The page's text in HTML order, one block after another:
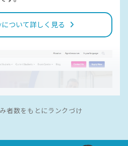
ついて詳しく見る
者数をもとにランクづけ